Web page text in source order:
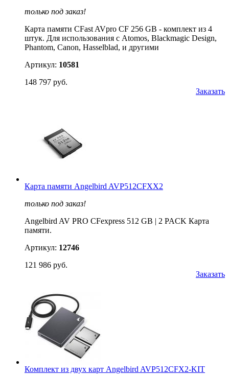
только под заказ!
Карта памяти CFast AVpro CF 256 GB - комплект из 4
штук. Для использования с Atomos, Blackmagic Design,
Phantom, Canon, Hasselblad, и другими
Артикул: 10581
148 797 руб.
Заказать
Карта памяти Angelbird AVP512CFXX2
только под заказ!
Angelbird AV PRO CFexpress 512 GB | 2 PACK Карта
памяти.
Артикул: 12746
121 986 руб.
Заказать
Комплект из двух карт Angelbird AVP512CFX2-KIT